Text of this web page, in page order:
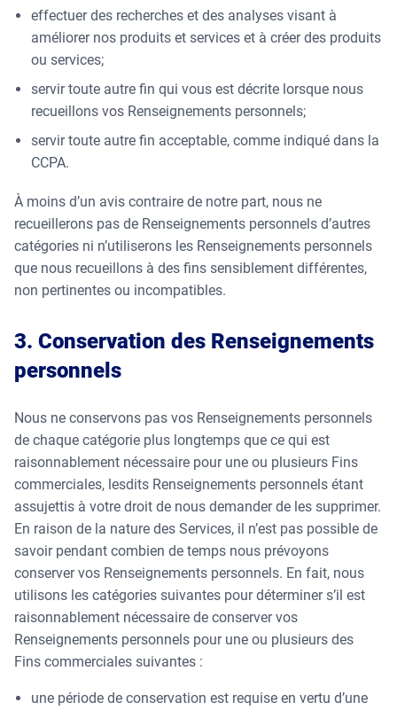
effectuer des recherches et des analyses visant à
améliorer nos produits et services et à créer des produits
ou services;
servir toute autre fin qui vous est décrite lorsque nous
recueillons vos Renseignements personnels;
servir toute autre fin acceptable, comme indiqué dans la
CCPA.
À moins d’un avis contraire de notre part, nous ne
recueillerons pas de Renseignements personnels d’autres
catégories ni n’utiliserons les Renseignements personnels
que nous recueillons à des fins sensiblement différentes,
non pertinentes ou incompatibles.
3. Conservation des Renseignements
personnels
Nous ne conservons pas vos Renseignements personnels
de chaque catégorie plus longtemps que ce qui est
raisonnablement nécessaire pour une ou plusieurs Fins
commerciales, lesdits Renseignements personnels étant
assujettis à votre droit de nous demander de les supprimer.
En raison de la nature des Services, il n’est pas possible de
savoir pendant combien de temps nous prévoyons
conserver vos Renseignements personnels. En fait, nous
utilisons les catégories suivantes pour déterminer s’il est
raisonnablement nécessaire de conserver vos
Renseignements personnels pour une ou plusieurs des
Fins commerciales suivantes :
une période de conservation est requise en vertu d’une